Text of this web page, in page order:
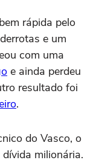
rápida pelo
e um
com uma
e ainda perdeu
resultado foi
.
do Vasco, o
milionária.